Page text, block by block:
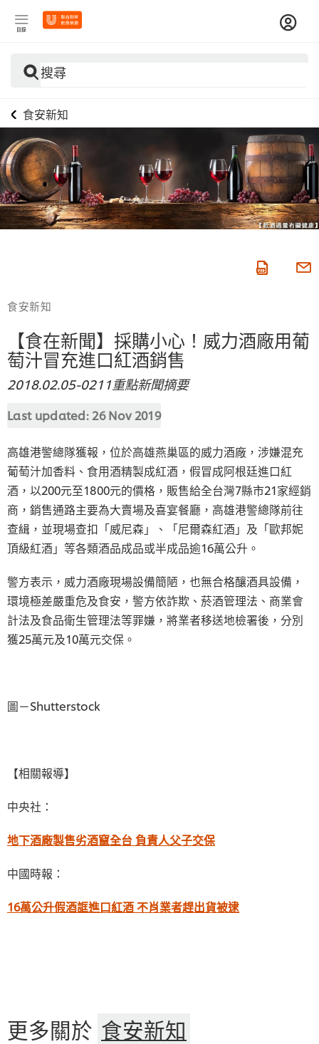
目錄
搜尋
食安新知
食安新知
【食在新聞】採購小心！威力酒廠用葡
萄汁冒充進口紅酒銷售
2018.02.05-0211重點新聞摘要
Last updated: 26 Nov 2019
高雄港警總隊獲報，位於高雄燕巢區的威力酒廠，涉嫌混充
葡萄汁加香料、食用酒精製成紅酒，假冒成阿根廷進口紅
酒，以200元至1800元的價格，販售給全台灣7縣市21家經銷
商，銷售通路主要為大賣場及喜宴餐廳，高雄港警總隊前往
查緝，並現場查扣「威尼森」、「尼爾森紅酒」及「歐邦妮
頂級紅酒」等各類酒品成品或半成品逾16萬公升。
警方表示，威力酒廠現場設備簡陋，也無合格釀酒具設備，
環境極差嚴重危及食安，警方依詐欺、菸酒管理法、商業會
計法及食品衛生管理法等罪嫌，將業者移送地檢署後，分別
獲25萬元及10萬元交保。
圖－Shutterstock
【相關報導】
中央社：
地下酒廠製售劣酒竄全台 負責人父子交保
中國時報：
16萬公升假酒誆進口紅酒 不肖業者趕出貨被逮
更多關於 食安新知